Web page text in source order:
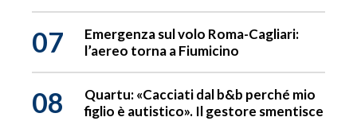
07
Emergenza sul volo Roma-Cagliari:
l’aereo torna a Fiumicino
08
Quartu: «Cacciati dal b&b perché mio
figlio è autistico». Il gestore smentisce